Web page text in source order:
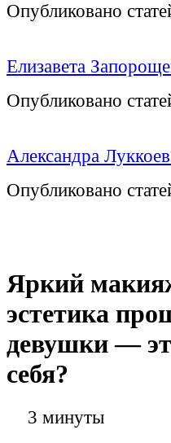
Опубликовано
Елизавета
Опубликовано
Александра
Опубликовано
Яркий
эстетика
девушки —
себя?
3 минуты